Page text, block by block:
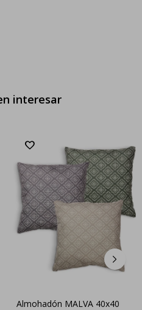
interesar
Almohadón MALVA 40x40